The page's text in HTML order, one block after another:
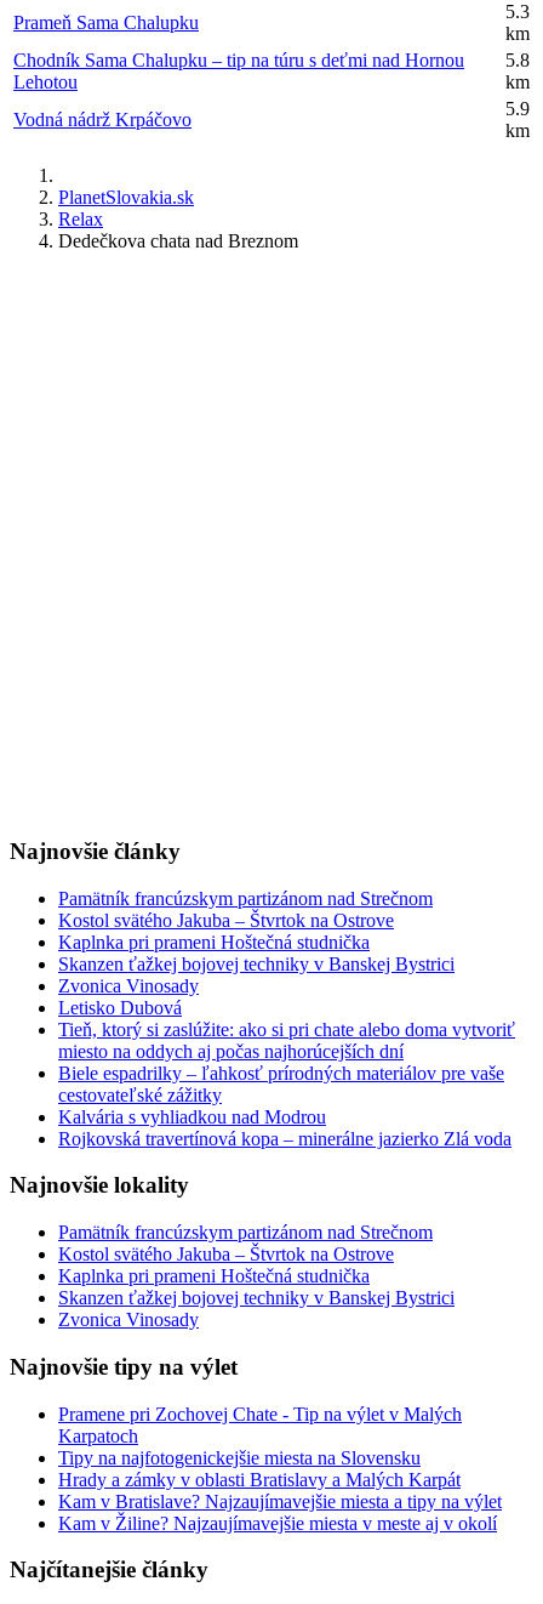
Prameň Sama Chalupku
5.3
km
Chodník Sama Chalupku – tip na túru s deťmi nad Hornou
Lehotou
5.8
km
Vodná nádrž Krpáčovo
5.9
km
PlanetSlovakia.sk
Relax
Dedečkova chata nad Breznom
Najnovšie články
Pamätník francúzskym partizánom nad Strečnom
Kostol svätého Jakuba – Štvrtok na Ostrove
Kaplnka pri prameni Hoštečná studnička
Skanzen ťažkej bojovej techniky v Banskej Bystrici
Zvonica Vinosady
Letisko Dubová
Tieň, ktorý si zaslúžite: ako si pri chate alebo doma vytvoriť
miesto na oddych aj počas najhorúcejších dní
Biele espadrilky – ľahkosť prírodných materiálov pre vaše
cestovateľské zážitky
Kalvária s vyhliadkou nad Modrou
Rojkovská travertínová kopa – minerálne jazierko Zlá voda
Najnovšie lokality
Pamätník francúzskym partizánom nad Strečnom
Kostol svätého Jakuba – Štvrtok na Ostrove
Kaplnka pri prameni Hoštečná studnička
Skanzen ťažkej bojovej techniky v Banskej Bystrici
Zvonica Vinosady
Najnovšie tipy na výlet
Pramene pri Zochovej Chate - Tip na výlet v Malých
Karpatoch
Tipy na najfotogenickejšie miesta na Slovensku
Hrady a zámky v oblasti Bratislavy a Malých Karpát
Kam v Bratislave? Najzaujímavejšie miesta a tipy na výlet
Kam v Žiline? Najzaujímavejšie miesta v meste aj v okolí
Najčítanejšie články